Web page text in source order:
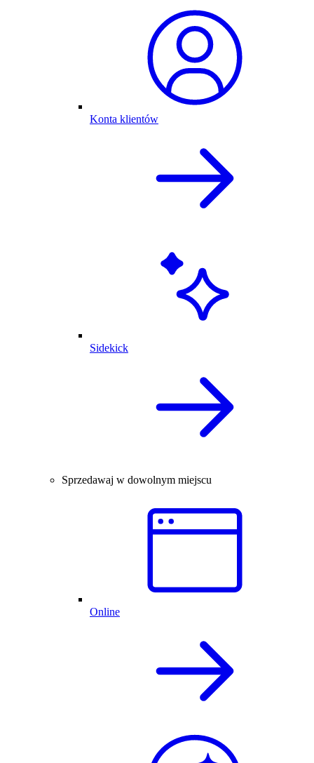
Konta klientów
Sidekick
Sprzedawaj w dowolnym miejscu
Online